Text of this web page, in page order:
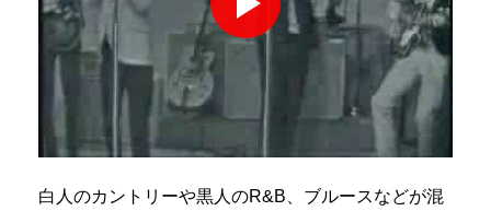
白人のカントリーや黒人のR&B、ブルースなどが混